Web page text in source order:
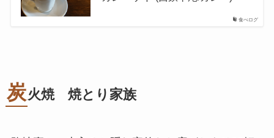
食べログ
炭火焼 焼とり家族